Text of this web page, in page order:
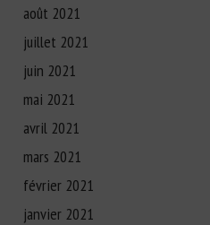
août 2021
juillet 2021
juin 2021
mai 2021
avril 2021
mars 2021
février 2021
janvier 2021